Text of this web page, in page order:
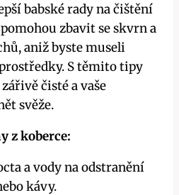
babské rady na čištění
zbavit se skvrn a
aniž byste museli
S těmito tipy
čisté a vaše
svěže.
z koberce:
a vody na odstranění
kávy.